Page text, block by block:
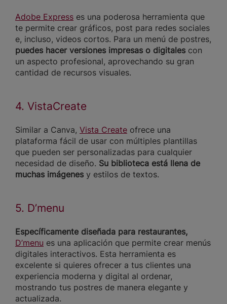
Adobe Express es una poderosa herramienta que
te permite crear gráficos, post para redes sociales
e, incluso, videos cortos. Para un menú de postres,
puedes hacer versiones impresas o digitales con
un aspecto profesional, aprovechando su gran
cantidad de recursos visuales.
4. VistaCreate
Similar a Canva, Vista Create ofrece una
plataforma fácil de usar con múltiples plantillas
que pueden ser personalizadas para cualquier
necesidad de diseño. Su biblioteca está llena de
muchas imágenes y estilos de textos.
5. D’menu
Específicamente diseñada para restaurantes,
D’menu es una aplicación que permite crear menús
digitales interactivos. Esta herramienta es
excelente si quieres ofrecer a tus clientes una
experiencia moderna y digital al ordenar,
mostrando tus postres de manera elegante y
actualizada.